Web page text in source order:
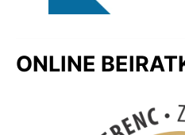
ONLINE